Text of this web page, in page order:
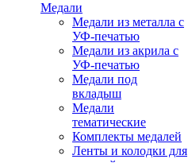
Медали
Медали из металла с
УФ-печатью
Медали из акрила с
УФ-печатью
Медали под
вкладыш
Медали
тематические
Комплекты медалей
Ленты и колодки для